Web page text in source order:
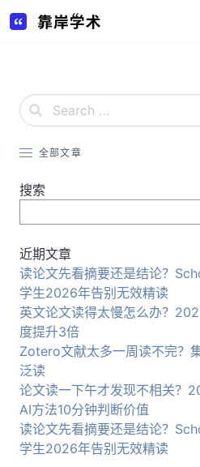
Skip
to
全部文章
搜索
近期文章
读论文先看摘要还是结论？
学生2026年告别无效精读
英文论文读得太慢怎么办？
度提升3倍
Zotero文献太多一周读不完？
泛读
论文读一下午才发现不相关？
AI方法10分钟判断价值
读论文先看摘要还是结论？
学生2026年告别无效精读